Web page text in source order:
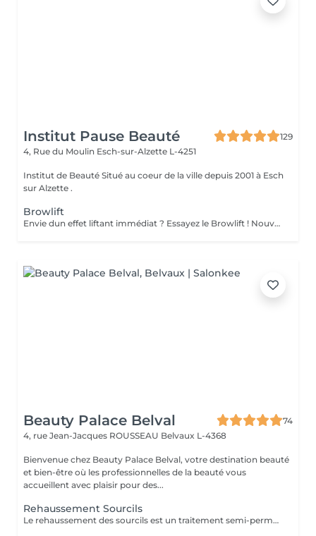
Institut Pause Beauté
129
4, Rue du Moulin Esch-sur-Alzette L-4251
Institut de Beauté Situé au coeur de la ville depuis 2001 à Esch
sur Alzette .
Browlift
Envie dun effet liftant immédiat ? Essayez le Browlift ! Nouvelle technique * Indolore , Idéal pour les sourcils fins , indisciplinés et légèrement clairsemés . Le Browlift apporte volume et densité pour un regard rehaussé ! Nous replaçons les poils de vos sourcils dans la direction la plus esthétique selon votre visage. Un résultat visible durant plusieurs semaines . Une teinture adaptée sera appliquée pour encore plus de définition!
Beauty Palace Belval
74
4, rue Jean-Jacques ROUSSEAU Belvaux L-4368
Bienvenue chez Beauty Palace Belval, votre destination beauté
et bien-être où les professionnelles de la beauté vous
accueillent avec plaisir pour des...
Rehaussement Sourcils
Le rehaussement des sourcils est un traitement semi-permanent qui donne un effet lifté. Les 24-48 premières heures sont cruciales. Voici les recommandations à suivre après la prestation pour optimiser les résultats et la tenue: -Evitez l'eau, la vapeur, l'humidité et la chaleur excessive (pas de douche chaude, sauna, hammam) -Ne frottez pas vos sourcils et ne dormez pas le visage écrasé contre l'oreiller -Pas de maquillage sur la zone (fond de teint) pendant 24 à 48h -Évitez les produits gras ou huileux qui peuvent réduire la durée du rehaussement -Hydratez vos sourcils avec un sérum adapté pour prolonger l'effet En respectant ces conseils, le rehaussement durera entre 4 à 6 semaines avec un effet optimal.